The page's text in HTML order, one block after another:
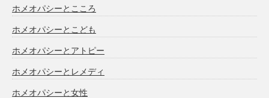
ホメオパシーとこころ
ホメオパシーとこども
ホメオパシーとアトピー
ホメオパシーとレメディ
ホメオパシーと女性